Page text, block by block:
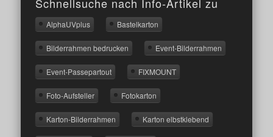
Schnellsuche nach Info-Artikel zu
AlphaUVplus Bastelkarton
Bilderrahmen bedrucken Event-Bilderrahmen
Event-Passepartout FIXMOUNT
Foto-Aufsteller Fotokarton
Karton-Bilderrahmen Karton elbstklebend